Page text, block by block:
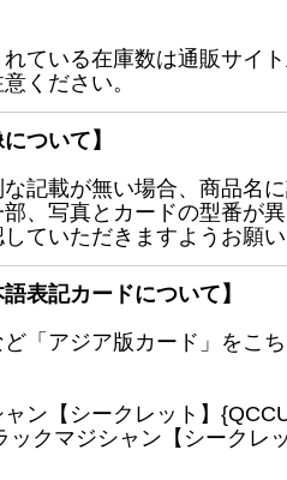
ている在庫数は通販サイ
ください。
ついて】
記載が無い場合、商品名
、写真とカードの型番が
ていただきますようお願い
表記カードについて】
「アジア版カード」をこ
ン【シークレット】
クマジシャン【シークレ